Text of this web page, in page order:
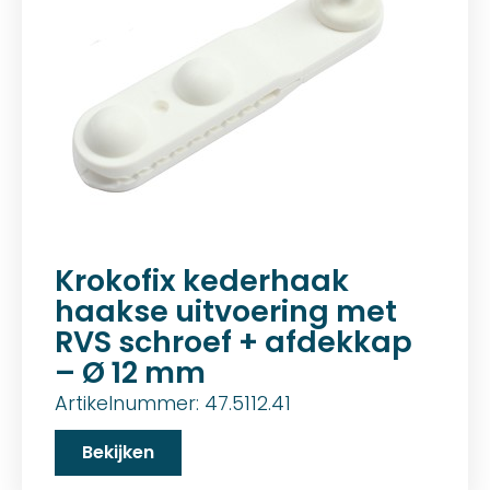
Krokofix kederhaak
haakse uitvoering met
RVS schroef + afdekkap
– Ø 12 mm
Artikelnummer: 47.5112.41
Bekijken